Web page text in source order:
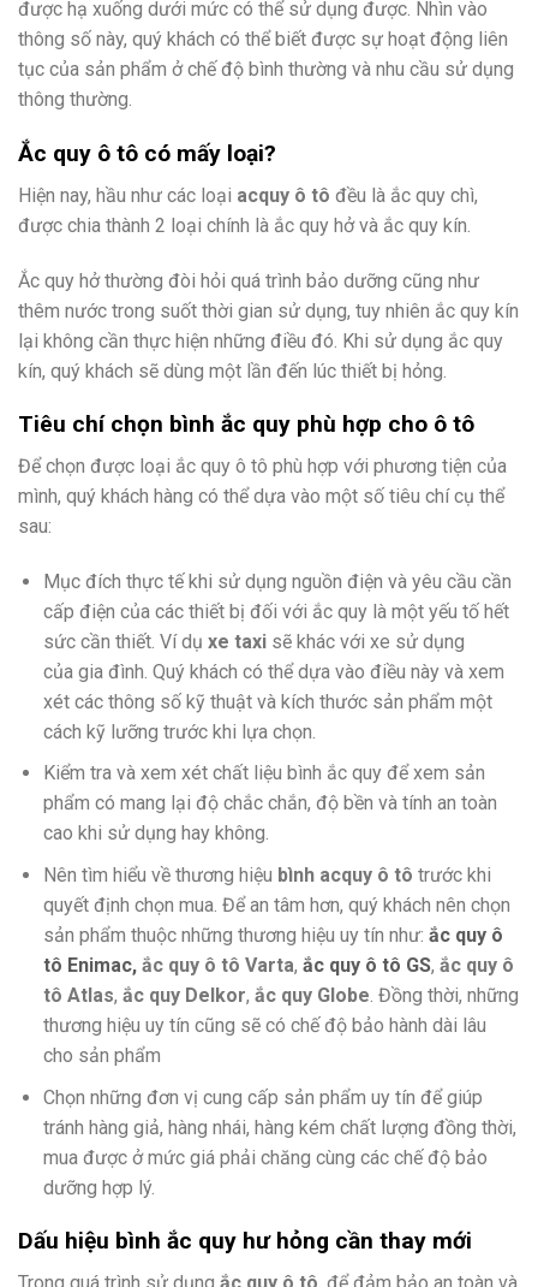
được hạ xuống dưới mức có thể sử dụng được. Nhìn vào
thông số này, quý khách có thể biết được sự hoạt động liên
tục của sản phẩm ở chế độ bình thường và nhu cầu sử dụng
thông thường.
Ắc quy ô tô có mấy loại?
Hiện nay, hầu như các loại acquy ô tô đều là ắc quy chì,
được chia thành 2 loại chính là ắc quy hở và ắc quy kín.
Ắc quy hở thường đòi hỏi quá trình bảo dưỡng cũng như
thêm nước trong suốt thời gian sử dụng, tuy nhiên ắc quy kín
lại không cần thực hiện những điều đó. Khi sử dụng ắc quy
kín, quý khách sẽ dùng một lần đến lúc thiết bị hỏng.
Tiêu chí chọn bình ắc quy phù hợp cho ô tô
Để chọn được loại ắc quy ô tô phù hợp với phương tiện của
mình, quý khách hàng có thể dựa vào một số tiêu chí cụ thể
sau:
Mục đích thực tế khi sử dụng nguồn điện và yêu cầu cần
cấp điện của các thiết bị đối với ắc quy là một yếu tố hết
sức cần thiết. Ví dụ xe taxi sẽ khác với xe sử dụng
của gia đình. Quý khách có thể dựa vào điều này và xem
xét các thông số kỹ thuật và kích thước sản phẩm một
cách kỹ lưỡng trước khi lựa chọn.
Kiểm tra và xem xét chất liệu bình ắc quy để xem sản
phẩm có mang lại độ chắc chắn, độ bền và tính an toàn
cao khi sử dụng hay không.
Nên tìm hiểu về thương hiệu bình acquy ô tô trước khi
quyết định chọn mua. Để an tâm hơn, quý khách nên chọn
sản phẩm thuộc những thương hiệu uy tín như: ắc quy ô
tô Enimac, ắc quy ô tô Varta, ắc quy ô tô GS, ắc quy ô
tô Atlas, ắc quy Delkor, ắc quy Globe. Đồng thời, những
thương hiệu uy tín cũng sẽ có chế độ bảo hành dài lâu
cho sản phẩm
Chọn những đơn vị cung cấp sản phẩm uy tín để giúp
tránh hàng giả, hàng nhái, hàng kém chất lượng đồng thời,
mua được ở mức giá phải chăng cùng các chế độ bảo
dưỡng hợp lý.
Dấu hiệu bình ắc quy hư hỏng cần thay mới